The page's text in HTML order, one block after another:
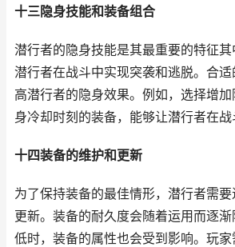
十三隐身技能和装备组合
潜行者的隐身技能是其最重要的特征
潜行者在战斗中实现突袭和逃脱。合
高潜行者的隐身效果。例如，选择增
身冷却时刻的装备，能够让潜行者在战
十四装备的维护和更新
为了保持装备的最佳情形，潜行者需
更新。装备的耐久度会随着运用而逐
低时，装备的属性也会受到影响。玩